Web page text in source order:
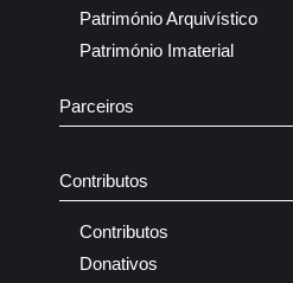
Património Arquivístico
Património Imaterial
Parceiros
Contributos
Contributos
Donativos